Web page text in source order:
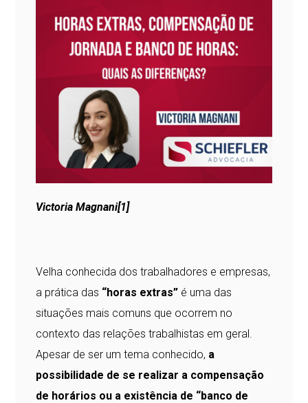
Victoria Magnani[1]
Velha conhecida dos trabalhadores e empresas,
a prática das “horas extras” é uma das
situações mais comuns que ocorrem no
contexto das relações trabalhistas em geral.
Apesar de ser um tema conhecido, a
possibilidade de se realizar a compensação
de horários ou a existência de “banco de